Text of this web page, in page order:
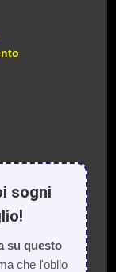
sogni
su questo
che l'oblio